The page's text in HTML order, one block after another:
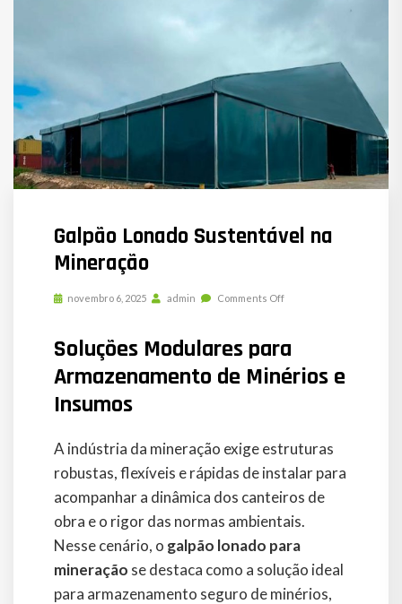
Galpão Lonado Sustentável na
Mineração
novembro 6, 2025 admin Comments Off
Soluções Modulares para
Armazenamento de Minérios e
Insumos
A indústria da mineração exige estruturas
robustas, flexíveis e rápidas de instalar para
acompanhar a dinâmica dos canteiros de
obra e o rigor das normas ambientais.
Nesse cenário, o galpão lonado para
mineração se destaca como a solução ideal
para armazenamento seguro de minérios,